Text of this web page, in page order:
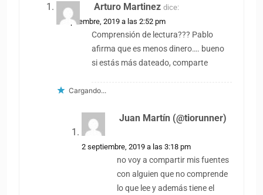
Arturo Martinez dice:
2 septiembre, 2019 a las 2:52 pm
Comprensión de lectura??? Pablo
afirma que es menos dinero…. bueno
si estás más dateado, comparte
Cargando...
Juan Martín (@tiorunner)
dice:
2 septiembre, 2019 a las 3:18 pm
no voy a compartir mis fuentes
con alguien que no comprende
lo que lee y además tiene el